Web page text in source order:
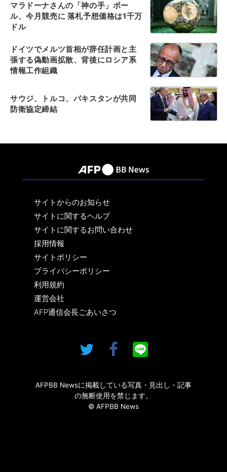
マラドーナさんの「神の手」ボー
ル、今月競売に 落札予想価格は1千万
ドル
ドイツでメルツ首相が辞任計画と主
張する偽動画拡散、背後にロシア系
情報工作組織
サウジ、トルコ、パキスタンが共同
防衛協定締結
サイトからのお知らせ
サイトに関するヘルプ
サイトに関するお問い合わせ
採用情報
サイトポリシー
プライバシーポリシー
利用規約
運営会社
AFP通信会長ごあいさつ
AFPBB Newsに掲載している写真・見出し・記事
の無断使用を禁じます。
© AFPBB News